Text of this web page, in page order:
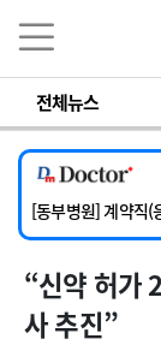
전체뉴스
[서울아산병원]
[영남대학교의료원
[충남대학교병원]
[동부병원] 계약직(
[이대목동병원] 하
[서울아산병원]
[영남대학교의료원]
“신약 허가
사 추진”